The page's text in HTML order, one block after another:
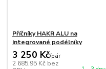
Příčníky HAKR ALU na
integrované podélníky
3 250 Kč/pár
2 685,95 Kč bez